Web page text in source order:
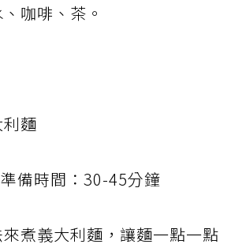
咖啡、茶。
麵
備時間：30-45分鐘
煮義大利麵，讓麵一點一點